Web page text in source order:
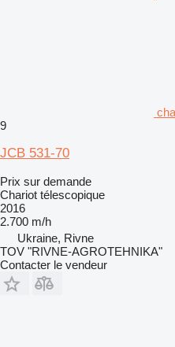
9
JCB 531-70
Prix sur demande
Chariot télescopique
2016
2.700 m/h
Ukraine, Rivne
TOV "RIVNE-AGROTEHNIKA"
Contacter le vendeur